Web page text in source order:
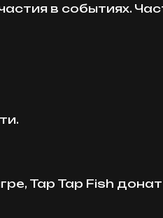
в событиях.
Tap Tap Fish